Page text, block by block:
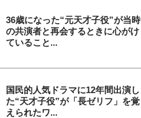
36歳になった“元天才子役”が当時
の共演者と再会するときに心がけ
ていること...
国民的人気ドラマに12年間出演し
た“天才子役”が「長ゼリフ」を覚
えられたワ...